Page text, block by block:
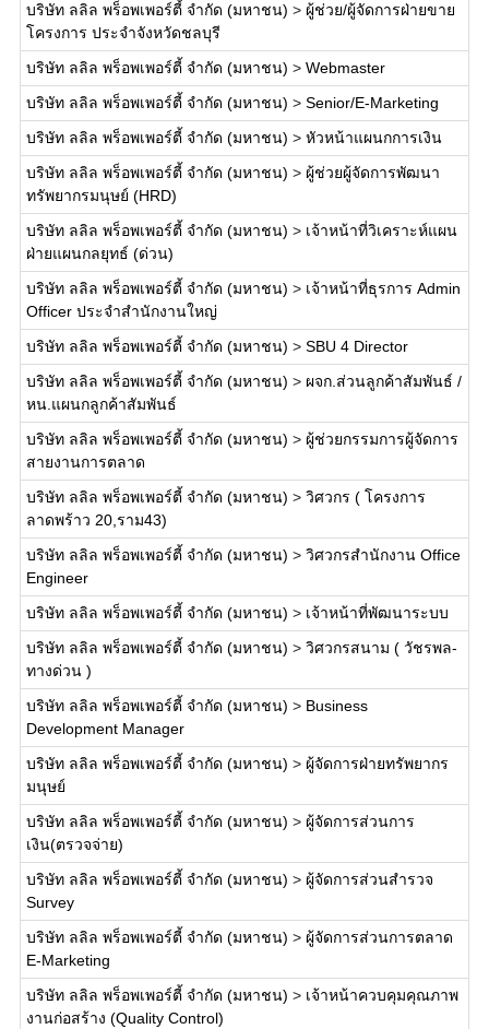
บริษัท ลลิล พร็อพเพอร์ตี้ จำกัด (มหาชน) > ผู้ช่วย/ผู้จัดการฝ่ายขาย
โครงการ ประจำจังหวัดชลบุรี
บริษัท ลลิล พร็อพเพอร์ตี้ จำกัด (มหาชน) > Webmaster
บริษัท ลลิล พร็อพเพอร์ตี้ จำกัด (มหาชน) > Senior/E-Marketing
บริษัท ลลิล พร็อพเพอร์ตี้ จำกัด (มหาชน) > หัวหน้าแผนกการเงิน
บริษัท ลลิล พร็อพเพอร์ตี้ จำกัด (มหาชน) > ผู้ช่วยผู้จัดการพัฒนา
ทรัพยากรมนุษย์ (HRD)
บริษัท ลลิล พร็อพเพอร์ตี้ จำกัด (มหาชน) > เจ้าหน้าที่วิเคราะห์แผน
ฝ่ายแผนกลยุทธ์ (ด่วน)
บริษัท ลลิล พร็อพเพอร์ตี้ จำกัด (มหาชน) > เจ้าหน้าที่ธุรการ Admin
Officer ประจำสำนักงานใหญ่
บริษัท ลลิล พร็อพเพอร์ตี้ จำกัด (มหาชน) > SBU 4 Director
บริษัท ลลิล พร็อพเพอร์ตี้ จำกัด (มหาชน) > ผจก.ส่วนลูกค้าสัมพันธ์ /
หน.แผนกลูกค้าสัมพันธ์
บริษัท ลลิล พร็อพเพอร์ตี้ จำกัด (มหาชน) > ผู้ช่วยกรรมการผู้จัดการ
สายงานการตลาด
บริษัท ลลิล พร็อพเพอร์ตี้ จำกัด (มหาชน) > วิศวกร ( โครงการ
ลาดพร้าว 20,ราม43)
บริษัท ลลิล พร็อพเพอร์ตี้ จำกัด (มหาชน) > วิศวกรสำนักงาน Office
Engineer
บริษัท ลลิล พร็อพเพอร์ตี้ จำกัด (มหาชน) > เจ้าหน้าที่พัฒนาระบบ
บริษัท ลลิล พร็อพเพอร์ตี้ จำกัด (มหาชน) > วิศวกรสนาม ( วัชรพล-
ทางด่วน )
บริษัท ลลิล พร็อพเพอร์ตี้ จำกัด (มหาชน) > Business
Development Manager
บริษัท ลลิล พร็อพเพอร์ตี้ จำกัด (มหาชน) > ผู้จัดการฝ่ายทรัพยากร
มนุษย์
บริษัท ลลิล พร็อพเพอร์ตี้ จำกัด (มหาชน) > ผู้จัดการส่วนการ
เงิน(ตรวจจ่าย)
บริษัท ลลิล พร็อพเพอร์ตี้ จำกัด (มหาชน) > ผู้จัดการส่วนสำรวจ
Survey
บริษัท ลลิล พร็อพเพอร์ตี้ จำกัด (มหาชน) > ผู้จัดการส่วนการตลาด
E-Marketing
บริษัท ลลิล พร็อพเพอร์ตี้ จำกัด (มหาชน) > เจ้าหน้าควบคุมคุณภาพ
งานก่อสร้าง (Quality Control)